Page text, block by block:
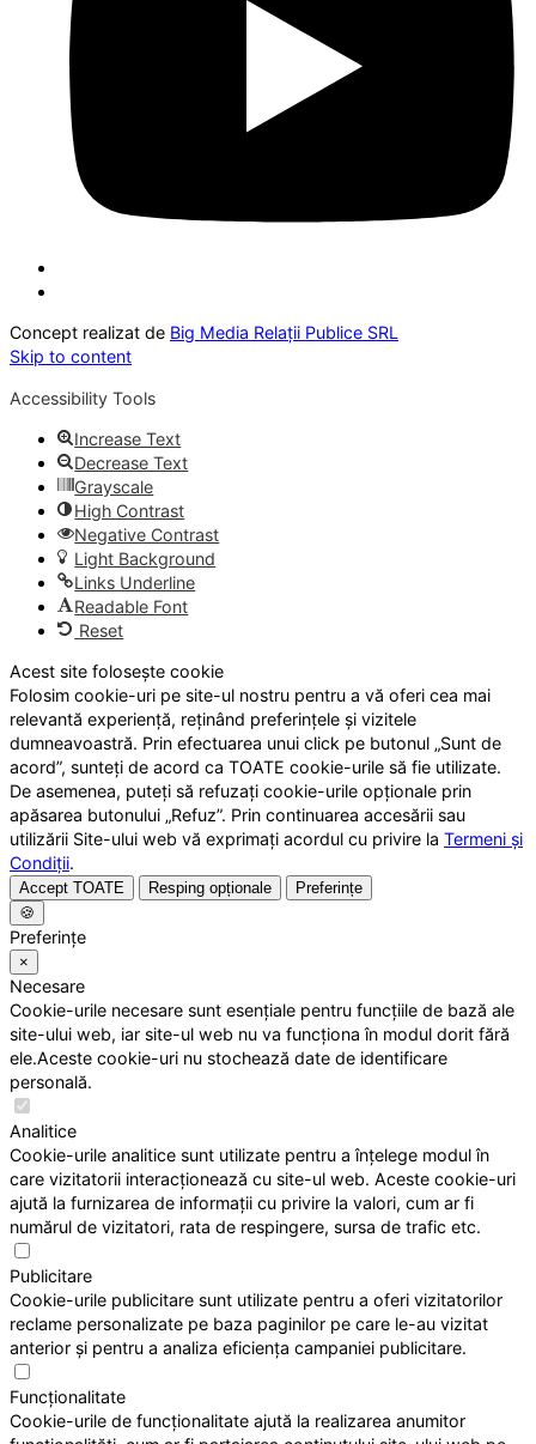
Concept realizat de Big Media Relații Publice SRL
Skip to content
Accessibility Tools
Increase Text
Decrease Text
Grayscale
High Contrast
Negative Contrast
Light Background
Links Underline
Readable Font
Reset
Acest site folosește cookie
Folosim cookie-uri pe site-ul nostru pentru a vă oferi cea mai
relevantă experiență, reținând preferințele și vizitele
dumneavoastră. Prin efectuarea unui click pe butonul „Sunt de
acord”, sunteți de acord ca TOATE cookie-urile să fie utilizate.
De asemenea, puteți să refuzați cookie-urile opționale prin
apăsarea butonului „Refuz”. Prin continuarea accesării sau
utilizării Site-ului web vă exprimați acordul cu privire la Termeni și
Condiții.
Accept TOATE Resping opționale
Preferințe
🍪
Preferințe
×
Necesare
Cookie-urile necesare sunt esențiale pentru funcțiile de bază ale
site-ului web, iar site-ul web nu va funcționa în modul dorit fără
ele.Aceste cookie-uri nu stochează date de identificare
personală.
Analitice
Cookie-urile analitice sunt utilizate pentru a înțelege modul în
care vizitatorii interacționează cu site-ul web. Aceste cookie-uri
ajută la furnizarea de informații cu privire la valori, cum ar fi
numărul de vizitatori, rata de respingere, sursa de trafic etc.
Publicitare
Cookie-urile publicitare sunt utilizate pentru a oferi vizitatorilor
reclame personalizate pe baza paginilor pe care le-au vizitat
anterior și pentru a analiza eficiența campaniei publicitare.
Funcționalitate
Cookie-urile de funcționalitate ajută la realizarea anumitor